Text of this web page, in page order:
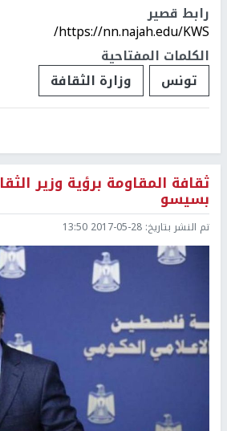
رابط قصير
https://nn.najah.edu/KWS/
الكلمات المفتاحية
تونس
وزارة الثقافة
ثقافة المقاومة برؤية وزير
بسيسو
تم النشر بتاريخ: 2017-05-28 13:50